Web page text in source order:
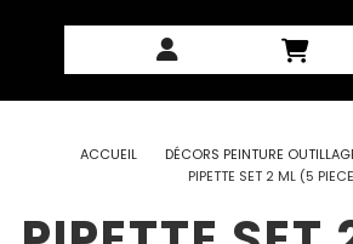
ACCUEIL DÉCORS PEINTURE
PIPETTE SET 2 ML (5